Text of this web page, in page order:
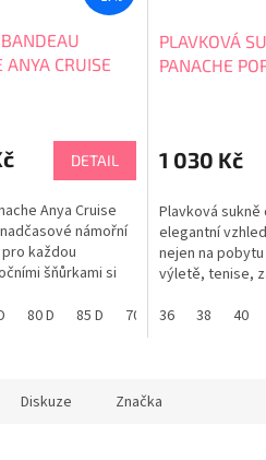
ANYA CRUISE
DETAIL
Anya Cruise
námořní
každou
šňůrkami si
Vašim preferencím.
s kosticí a
80 D 85 D 70 E 75 E 65 F
PLAVKOVÁ
PANACHE
1 030 Kč
Plavková sukně
elegantní
nejen na
výletě, tenise,
klasickými
sukně. Máte 3
36 38 40
Diskuze Značka